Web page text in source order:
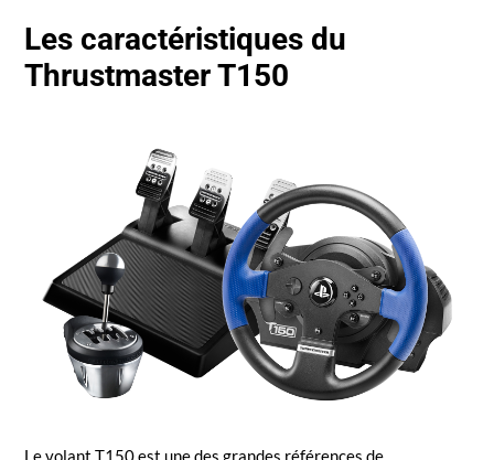
Les caractéristiques du
Thrustmaster T150